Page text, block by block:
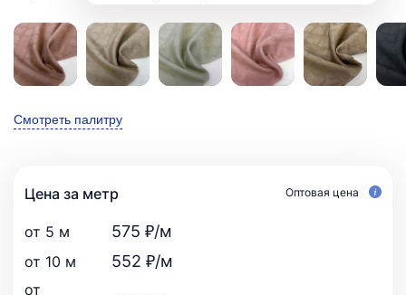
Смотреть палитру
Цена за метр Оптовая цена
от 5 м 575 ₽/м
от 10 м 552 ₽/м
от